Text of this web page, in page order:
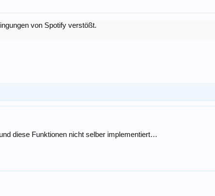
von Spotify verstößt.
diese Funktionen nicht selber implementiert…